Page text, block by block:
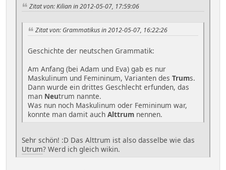
Zitat von: Kilian in 2012-05-07, 17:59:06
Zitat von: Grammatikus in 2012-05-07, 16:22:26
Geschichte der neutschen Grammatik:
Am Anfang (bei Adam und Eva) gab es nur
Maskulinum und Femininum, Varianten des Trums.
Dann wurde ein drittes Geschlecht erfunden, das
man Neutrum nannte.
Was nun noch Maskulinum oder Femininum war,
konnte man damit auch Alttrum nennen.
Sehr schön! :D Das Alttrum ist also dasselbe wie das
Utrum? Werd ich gleich wikin.